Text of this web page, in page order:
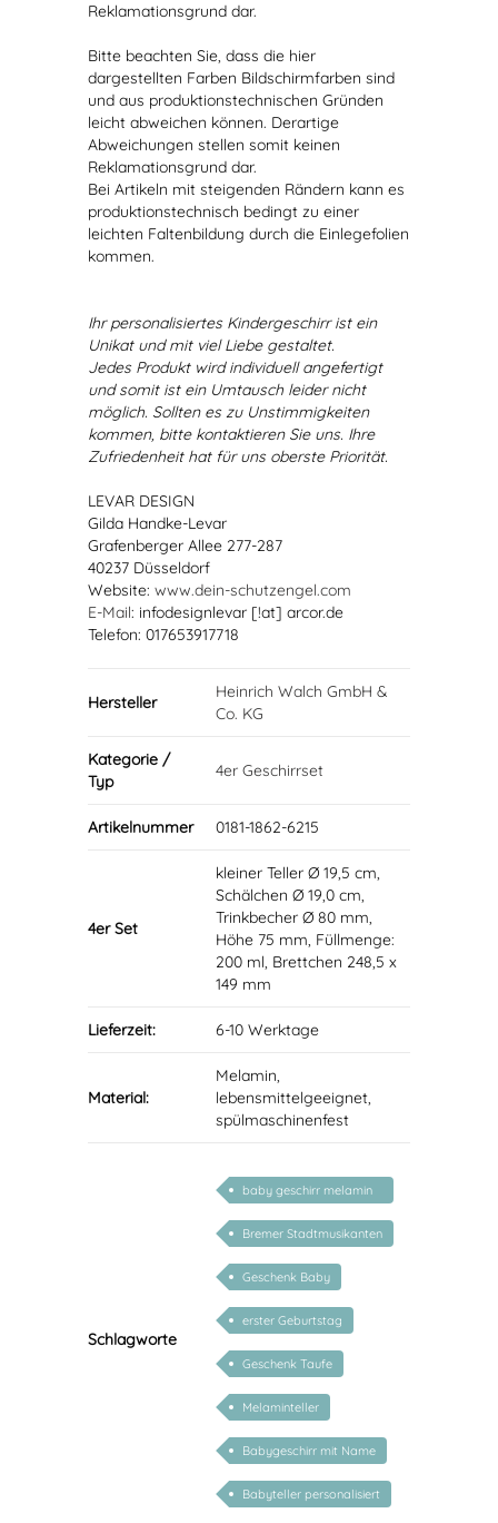
Reklamationsgrund dar.
Bitte beachten Sie, dass die hier
dargestellten Farben Bildschirmfarben sind
und aus produktionstechnischen Gründen
leicht abweichen können. Derartige
Abweichungen stellen somit keinen
Reklamationsgrund dar.
Bei Artikeln mit steigenden Rändern kann es
produktionstechnisch bedingt zu einer
leichten Faltenbildung durch die Einlegefolien
kommen.
Ihr personalisiertes Kindergeschirr ist ein
Unikat und mit viel Liebe gestaltet.
Jedes Produkt wird individuell angefertigt
und somit ist ein Umtausch leider nicht
möglich. Sollten es zu Unstimmigkeiten
kommen, bitte kontaktieren Sie uns. Ihre
Zufriedenheit hat für uns oberste Priorität.
LEVAR DESIGN
Gilda Handke-Levar
Grafenberger Allee 277-287
40237 Düsseldorf
Website: www.dein-schutzengel.com
E-Mail: infodesignlevar [!at] arcor.de
Telefon: 017653917718
Hersteller
Heinrich Walch GmbH &
Co. KG
Kategorie /
Typ
4er Geschirrset
Artikelnummer 0181-1862-6215
4er Set
kleiner Teller Ø 19,5 cm,
Schälchen Ø 19,0 cm,
Trinkbecher Ø 80 mm,
Höhe 75 mm, Füllmenge:
200 ml, Brettchen 248,5 x
149 mm
Lieferzeit: 6-10 Werktage
Material:
Melamin,
lebensmittelgeeignet,
spülmaschinenfest
Schlagworte
baby geschirr melamin
set
Bremer Stadtmusikanten
Geschenk Baby
erster Geburtstag
Geschenk Taufe
Melaminteller
Babygeschirr mit Name
Babyteller personalisiert